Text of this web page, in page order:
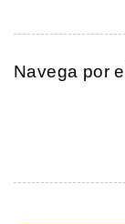
Navega por